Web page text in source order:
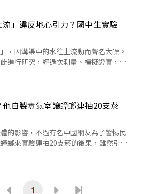
」違反地心引力？國中生實驗
，因溝渠中的水往上流動而聲名大噪。
進行研究，經過次測量、模擬證實，其
結果更是贏得台東...
他自製毒氣室讓蟑螂連抽20支菸
的影響，不過有名中國網友為了警惕民
螂來實驗連抽20支菸的後果，雖然引發
精神讓人敬佩啊！
1